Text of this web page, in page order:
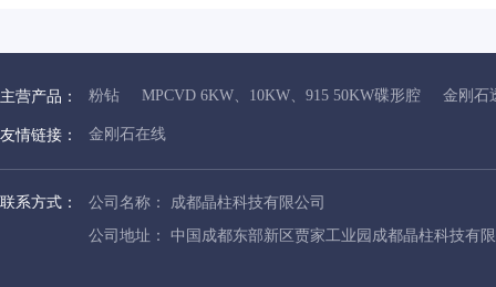
主营产品： 粉钻 MPCVD 6KW、10KW、915 50KW碟形腔 金刚石
友情链接： 金刚石在线
联系方式：
公司名称： 成都晶柱科技有限公司
公司地址： 中国成都东部新区贾家工业园成都晶柱科技有